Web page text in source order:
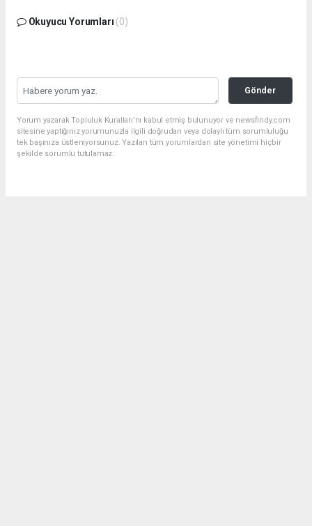
Okuyucu Yorumları (0)
Gönder
Yorum yazarak Topluluk Kuralları’nı kabul etmiş bulunuyor ve newsfindy.com
sitesine yaptığınız yorumunuzla ilgili doğrudan veya dolaylı tüm sorumluluğu
tek başınıza üstleniyorsunuz. Yazılan tüm yorumlardan site yönetimi hiçbir
şekilde sorumlu tutulamaz.